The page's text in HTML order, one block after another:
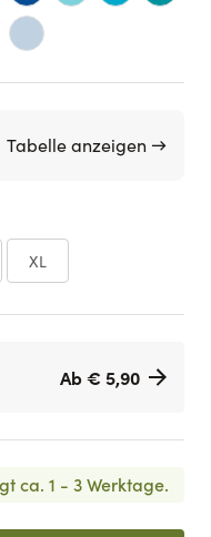
Tabelle anzeigen →
XL
Ab € 5,90
ca. 1 - 3 Werktage.